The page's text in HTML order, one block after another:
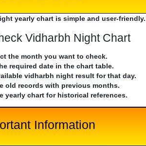
yearly chart is simple and user-friendly.
Vidharbh Night Chart
the month you want to check.
required date in the chart table.
vidharbh night result for that day.
old records with previous months.
yearly chart for historical references.
Information